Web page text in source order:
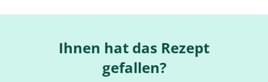
Ihnen hat das Rezept
gefallen?